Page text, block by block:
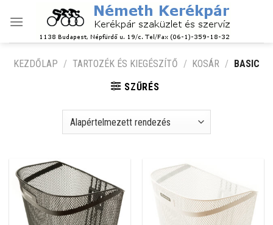
KEZDŐLAP / TARTOZÉK ÉS KIEGÉSZÍTŐ / KOSÁR / BASIC
SZŰRÉS